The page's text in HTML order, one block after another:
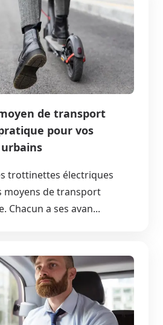
de transport
pour vos
trottinettes électriques
moyens de transport
Chacun a ses avan...